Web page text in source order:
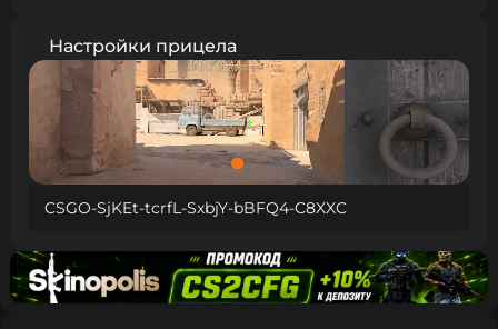
Настройки прицела
CSGO-SjKEt-tcrfL-SxbjY-bBFQ4-C8XXC